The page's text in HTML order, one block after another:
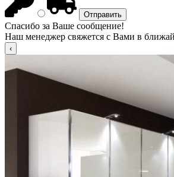
Спасибо за Ваше сообщение!
Наш менеджер свяжется с Вами в